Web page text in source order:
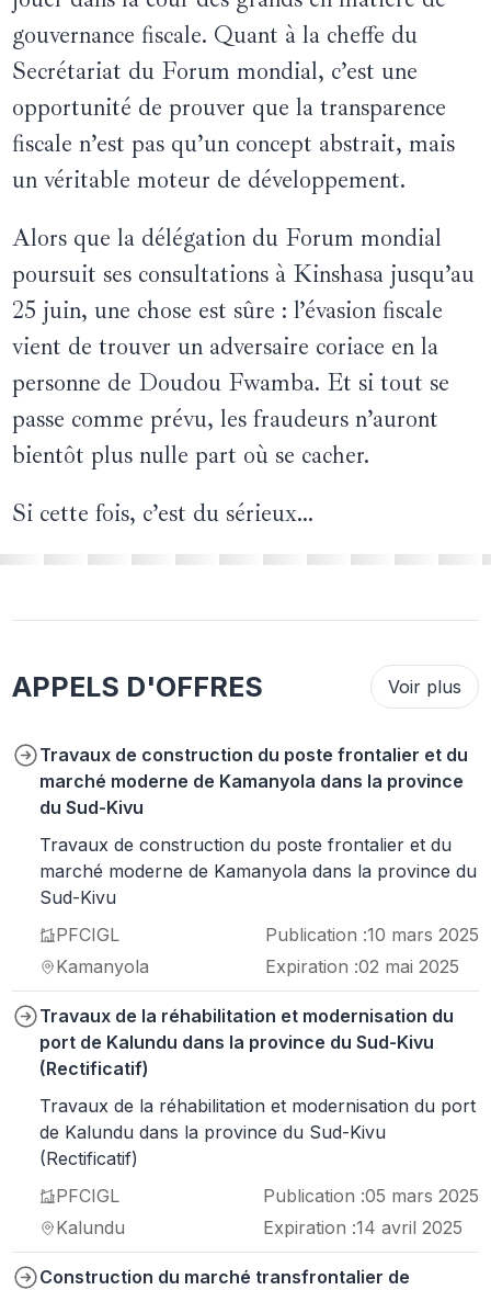
gouvernance fiscale. Quant à la cheffe du
Secrétariat du Forum mondial, c’est une
opportunité de prouver que la transparence
fiscale n’est pas qu’un concept abstrait, mais
un véritable moteur de développement.
Alors que la délégation du Forum mondial
poursuit ses consultations à Kinshasa jusqu’au
25 juin, une chose est sûre : l’évasion fiscale
vient de trouver un adversaire coriace en la
personne de Doudou Fwamba. Et si tout se
passe comme prévu, les fraudeurs n’auront
bientôt plus nulle part où se cacher.
Si cette fois, c’est du sérieux...
APPELS D'OFFRES Voir plus
Travaux de construction du poste frontalier et du
marché moderne de Kamanyola dans la province
du Sud-Kivu
Travaux de construction du poste frontalier et du
marché moderne de Kamanyola dans la province du
Sud-Kivu
PFCIGL
Kamanyola
Publication :10 mars 2025
Expiration :02 mai 2025
Travaux de la réhabilitation et modernisation du
port de Kalundu dans la province du Sud-Kivu
(Rectificatif)
Travaux de la réhabilitation et modernisation du port
de Kalundu dans la province du Sud-Kivu
(Rectificatif)
PFCIGL
Kalundu
Publication :05 mars 2025
Expiration :14 avril 2025
Construction du marché transfrontalier de